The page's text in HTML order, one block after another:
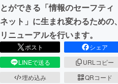
とができる「情報のセーフティ
ネット」に生まれ変わるための、
リニューアルを行います。
ポスト
シェア
LINEで送る
URLコピー
埋め込み
QRコード